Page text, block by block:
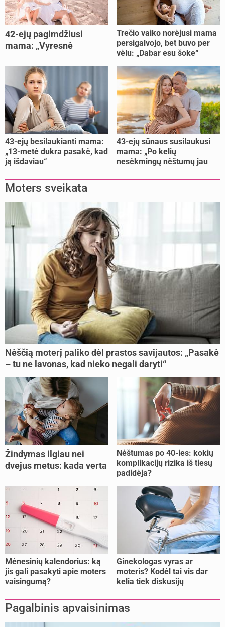
42-ejų pagimdžiusi
mama: „Vyresnė
lengviau“
Trečio vaiko norėjusi mama
persigalvojo, bet buvo per
vėlu: „Dabar esu šoke“
43-ejų besilaukianti mama:
„13-metė dukra pasakė, kad
ją išdaviau“
43-ejų sūnaus susilaukusi
mama: „Po kelių
nesėkmingų nėštumų jau
Moters sveikata
Nėščią moterį paliko dėl prastos savijautos: „Pasakė
– tu ne lavonas, kad nieko negali daryti“
Žindymas ilgiau nei
dvejus metus: kada verta
nujunkyti?
Nėštumas po 40-ies: kokių
komplikacijų rizika iš tiesų
padidėja?
Mėnesinių kalendorius: ką
jis gali pasakyti apie moters
vaisingumą?
Ginekologas vyras ar
moteris? Kodėl tai vis dar
kelia tiek diskusijų
Pagalbinis apvaisinimas